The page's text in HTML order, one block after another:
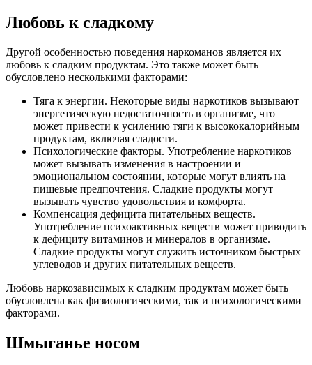
Любовь к сладкому
Другой особенностью поведения наркоманов является их
любовь к сладким продуктам. Это также может быть
обусловлено несколькими факторами:
Тяга к энергии. Некоторые виды наркотиков вызывают
энергетическую недостаточность в организме, что
может привести к усилению тяги к высококалорийным
продуктам, включая сладости.
Психологические факторы. Употребление наркотиков
может вызывать изменения в настроении и
эмоциональном состоянии, которые могут влиять на
пищевые предпочтения. Сладкие продукты могут
вызывать чувство удовольствия и комфорта.
Компенсация дефицита питательных веществ.
Употребление психоактивных веществ может приводить
к дефициту витаминов и минералов в организме.
Сладкие продукты могут служить источником быстрых
углеводов и других питательных веществ.
Любовь наркозависимых к сладким продуктам может быть
обусловлена как физиологическими, так и психологическими
факторами.
Шмыганье носом